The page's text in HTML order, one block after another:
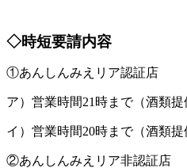
◇時短要請内容
①あんしんみえリア認証店
ア）営業時間21時まで（酒類
イ）営業時間20時まで（酒類
②あんしんみえリア非認証店